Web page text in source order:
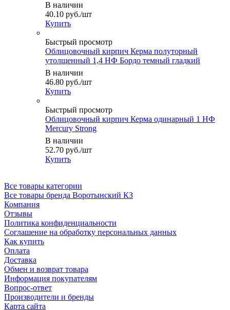
В наличии
40.10 руб./шт
Купить
Быстрый просмотр
Облицовочный кирпич Керма полуторный
утолщенный 1,4 НФ Бордо темный гладкий
В наличии
46.80 руб./шт
Купить
Быстрый просмотр
Облицовочный кирпич Керма одинарный 1 НФ
Mercury Strong
В наличии
52.70 руб./шт
Купить
Все товары категории
Все товары бренда Воротынский КЗ
Компания
Отзывы
Политика конфиденциальности
Соглашение на обработку персональных данных
Как купить
Оплата
Доставка
Обмен и возврат товара
Информация покупателям
Вопрос-ответ
Производители и бренды
Карта сайта